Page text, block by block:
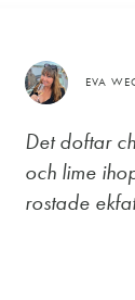
EVA
Det doftar
och lime
rostade